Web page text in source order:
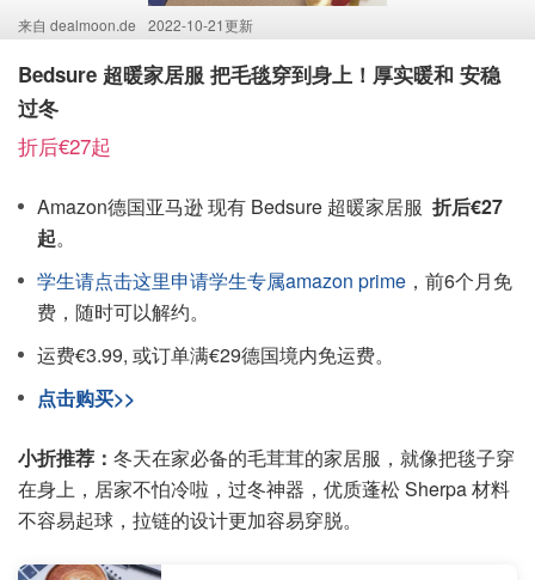
来自 dealmoon.de 2022-10-21更新
Bedsure 超暖家居服 把毛毯穿到身上！厚实暖和 安稳
过冬
折后€27起
Amazon德国亚马逊 现有 Bedsure 超暖家居服 折后€27
起。
学生请点击这里申请学生专属amazon prime ，前6个月免
费，随时可以解约。
运费€3.99, 或订单满€29德国境内免运费。
点击购买>>
小折推荐： 冬天在家必备的毛茸茸的家居服，就像把毯子穿
在身上，居家不怕冷啦，过冬神器，优质蓬松 Sherpa 材料
不容易起球，拉链的设计更加容易穿脱。